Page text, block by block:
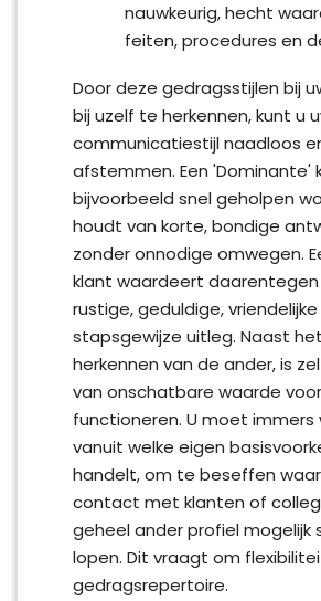
nauwkeurig, hecht
feiten, procedures en
Door deze gedragsstijlen bij
bij uzelf te herkennen, kunt u
communicatiestijl naadloos
afstemmen. Een 'Dominante'
bijvoorbeeld snel geholpen
houdt van korte, bondige
zonder onnodige omwegen.
klant waardeert daarentegen
rustige, geduldige, vriendelijke
stapsgewijze uitleg. Naast
herkennen van de ander, is
van onschatbare waarde
functioneren. U moet immers
vanuit welke eigen
handelt, om te beseffen
contact met klanten of
geheel ander profiel mogelijk
lopen. Dit vraagt om
gedragsrepertoire.